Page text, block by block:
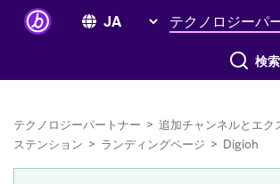
テクノロジーパ
すべて検索
テクノロジーパートナー > 追加チャンネルとエク
ステンション > ランディングページ > Digioh